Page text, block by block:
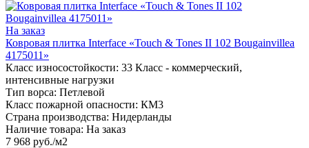
На заказ
Ковровая плитка Interface «Touch & Tones II 102 Bougainvillea
4175011»
Класс износостойкости: 33 Класс - коммерческий,
интенсивные нагрузки
Тип ворса: Петлевой
Класс пожарной опасности: КМ3
Страна производства: Нидерланды
Наличие товара: На заказ
7 968 руб./м2